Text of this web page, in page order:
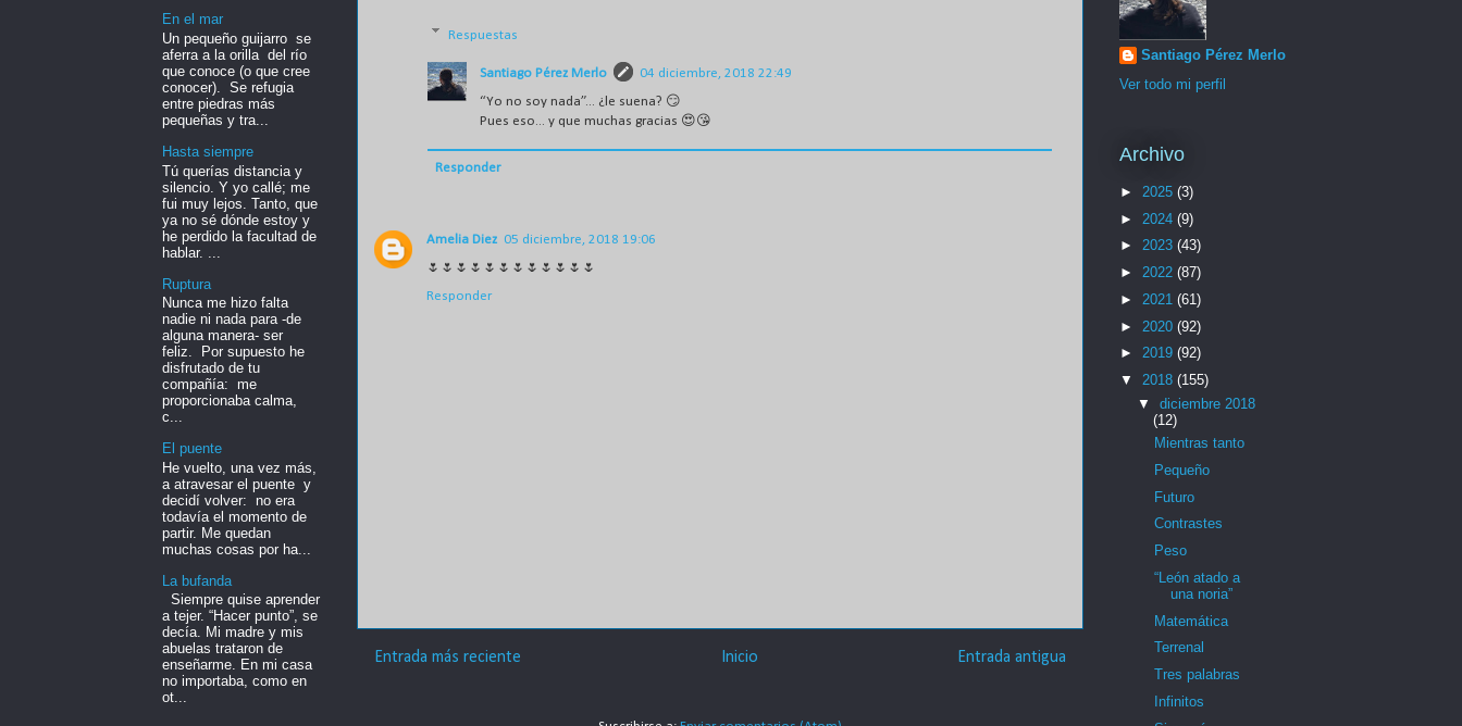
Respuestas
Santiago Pérez Merlo
04 diciembre, 2018 22:49
“Yo no soy nada”... ¿le suena? 😏
Pues eso... y que muchas gracias 😍😘
Responder
Amelia Diez 05 diciembre, 2018 19:06
🌷🌷🌷🌷🌷🌷🌷🌷🌷🌷🌷🌷
Responder
Entrada más reciente Entrada antigua
Inicio
En el mar
Un pequeño guijarro se
aferra a la orilla del río
que conoce (o que cree
conocer). Se refugia
entre piedras más
pequeñas y tra...
Hasta siempre
Tú querías distancia y
silencio. Y yo callé; me
fui muy lejos. Tanto, que
ya no sé dónde estoy y
he perdido la facultad de
hablar. ...
Ruptura
Nunca me hizo falta
nadie ni nada para -de
alguna manera- ser
feliz. Por supuesto he
disfrutado de tu
compañía: me
proporcionaba calma,
c...
El puente
He vuelto, una vez más,
a atravesar el puente y
decidí volver: no era
todavía el momento de
partir. Me quedan
muchas cosas por ha...
La bufanda
Siempre quise aprender
a tejer. “Hacer punto”, se
decía. Mi madre y mis
abuelas trataron de
enseñarme. En mi casa
no importaba, como en
ot...
Santiago Pérez Merlo
Ver todo mi perfil
Archivo
► 2025 (3)
► 2024 (9)
► 2023 (43)
► 2022 (87)
► 2021 (61)
► 2020 (92)
► 2019 (92)
▼ 2018 (155)
▼ diciembre 2018
(12)
Mientras tanto
Pequeño
Futuro
Contrastes
Peso
“León atado a
una noria”
Matemática
Terrenal
Tres palabras
Infinitos